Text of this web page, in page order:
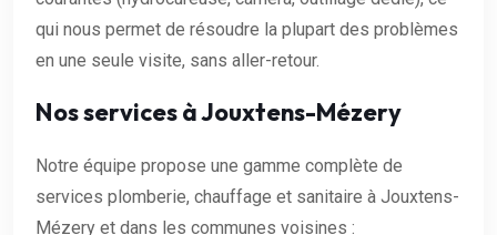
qui nous permet de résoudre la plupart des problèmes
en une seule visite, sans aller-retour.
Nos services à Jouxtens-Mézery
Notre équipe propose une gamme complète de
services plomberie, chauffage et sanitaire à Jouxtens-
Mézery et dans les communes voisines :